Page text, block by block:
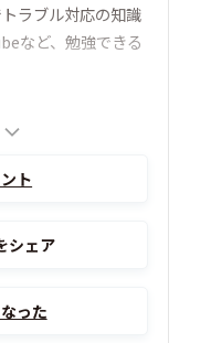
ラブル対応の知識
など、勉強できる
ト
シェア
った